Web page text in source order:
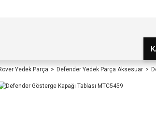
Yedek Parça Defender Yedek Parça Aksesuar